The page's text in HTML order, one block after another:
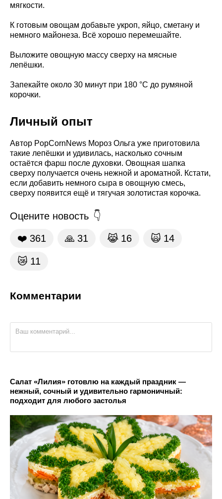
мягкости.
К готовым овощам добавьте укроп, яйцо, сметану и
немного майонеза. Всё хорошо перемешайте.
Выложите овощную массу сверху на мясные
лепёшки.
Запекайте около 30 минут при 180 °C до румяной
корочки.
Личный опыт
Автор PopCornNews Мороз Ольга уже приготовила
такие лепёшки и удивилась, насколько сочным
остаётся фарш после духовки. Овощная шапка
сверху получается очень нежной и ароматной. Кстати,
если добавить немного сыра в овощную смесь,
сверху появится ещё и тягучая золотистая корочка.
Оцените новость
❤️ 361 🙏 31 😹 16 🙀 14
😿 11
Комментарии
Салат «Лилия» готовлю на каждый праздник —
нежный, сочный и удивительно гармоничный:
подходит для любого застолья